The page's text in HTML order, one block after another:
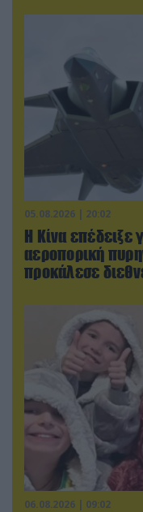
05.08.2026 | 20:02
Η Κίνα επέδειξε
αεροπορική
προκάλεσε
06.08.2026 | 09:02